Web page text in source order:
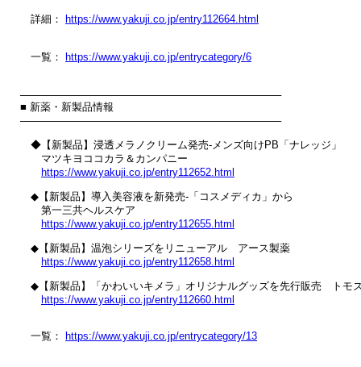
詳細： https://www.yakuji.co.jp/entry112664.html
一覧： https://www.yakuji.co.jp/entrycategory/6
────────────────────────────────────
■ 新薬・新製品情報
────────────────────────────────────
◆【新製品】浸透メラノクリーム発売‐メンズ向けPB「ナレッジ」
マツキヨココカラ＆カンパニー
https://www.yakuji.co.jp/entry112652.html
◆【新製品】導入美容液を新発売‐「コスメディカ」から
第一三共ヘルスケア
https://www.yakuji.co.jp/entry112655.html
◆【新製品】温泡シリーズをリニューアル　アース製薬
https://www.yakuji.co.jp/entry112658.html
◆【新製品】「かわいいキメラ」オリジナルグッズを先行販売　トモ
https://www.yakuji.co.jp/entry112660.html
一覧： https://www.yakuji.co.jp/entrycategory/13